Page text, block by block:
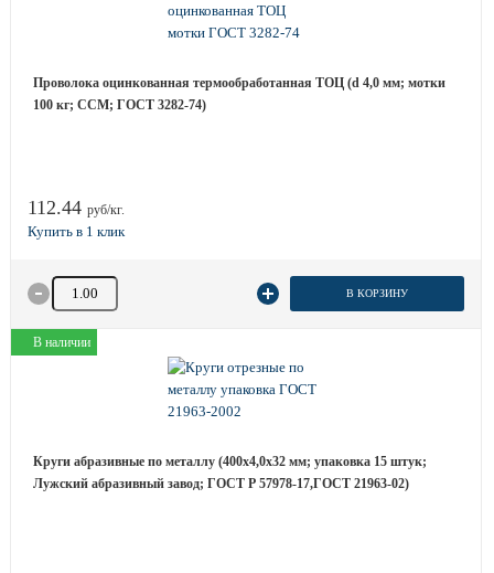
Проволока оцинкованная термообработанная ТОЦ (d 4,0 мм; мотки
100 кг; ССМ; ГОСТ 3282-74)
112.44 руб/кг.
Количество товара В КОРЗИНУ
В наличии
Круги абразивные по металлу (400х4,0х32 мм; упаковка 15 штук;
Лужский абразивный завод; ГОСТ Р 57978-17,ГОСТ 21963-02)